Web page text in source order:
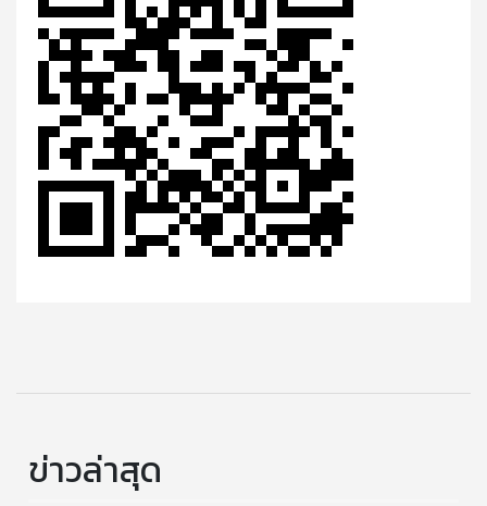
ข่าวล่าสุด